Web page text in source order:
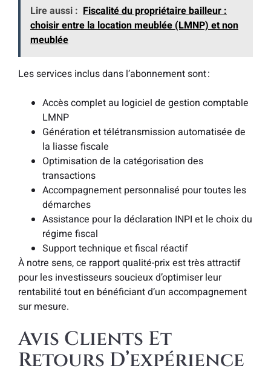
Lire aussi : Fiscalité du propriétaire bailleur :
choisir entre la location meublée (LMNP) et non
meublée
Les services inclus dans l’abonnement sont :
Accès complet au logiciel de gestion comptable
LMNP
Génération et télétransmission automatisée de
la liasse fiscale
Optimisation de la catégorisation des
transactions
Accompagnement personnalisé pour toutes les
démarches
Assistance pour la déclaration INPI et le choix du
régime fiscal
Support technique et fiscal réactif
À notre sens, ce rapport qualité-prix est très attractif
pour les investisseurs soucieux d’optimiser leur
rentabilité tout en bénéficiant d’un accompagnement
sur mesure.
Avis Clients Et
Retours D’expérience